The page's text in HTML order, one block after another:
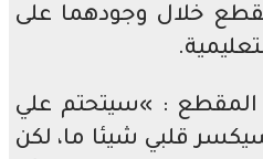
خلال وجودهما على
المقطع : »سيتحتم علي
قلبي شيئا ما، لكن